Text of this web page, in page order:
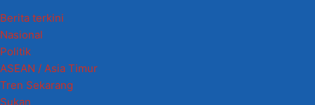
Berita terkini
Nasional
Politik
ASEAN / Asia Timur
Tren Sekarang
Sukan